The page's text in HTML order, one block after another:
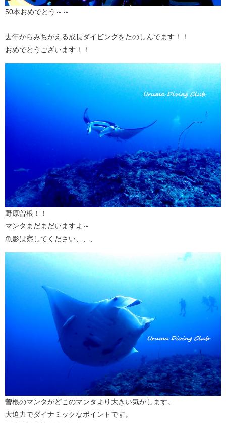
50本おめでとう～～
去年からみちがえる成長ダイビングをたのしんでます！！
おめでとうございます！！
野原曽根！！
マンタまだまだいますよ～
魚影は察してください、、、
曽根のマンタがどこのマンタより大きい気がします。
大迫力でダイナミックなポイントです。